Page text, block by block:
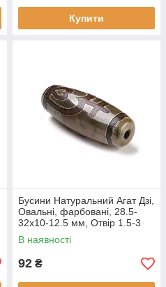
Купити
Бусини Натуральний Агат Дзі,
Овальні, фарбовані, 28.5-
32x10-12.5 мм, Отвір 1.5-3
мм, (1 шт.)
В наявності
92 ₴